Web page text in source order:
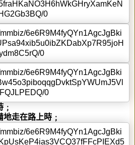
走在路上時﹔